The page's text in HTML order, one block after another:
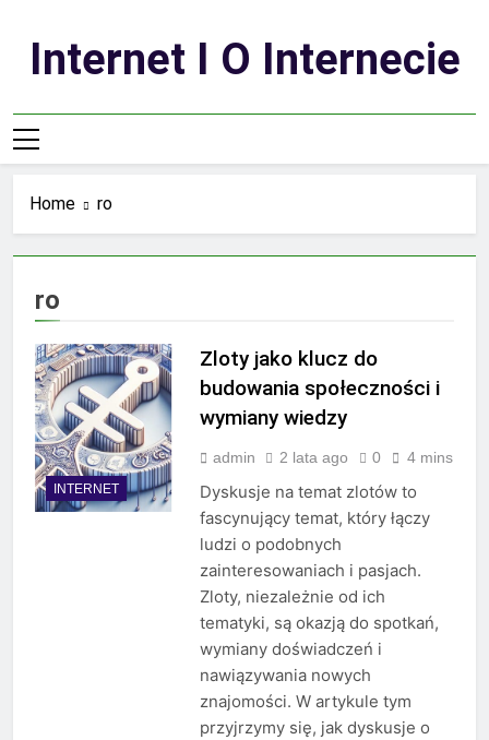
contentInternet I O Internecie
Home ro
ro
INTERNET
Zloty jako klucz do
budowania społeczności i
wymiany wiedzy
admin 2 lata ago 0 4 mins
Dyskusje na temat zlotów to
fascynujący temat, który łączy
ludzi o podobnych
zainteresowaniach i pasjach.
Zloty, niezależnie od ich
tematyki, są okazją do spotkań,
wymiany doświadczeń i
nawiązywania nowych
znajomości. W artykule tym
przyjrzymy się, jak dyskusje o